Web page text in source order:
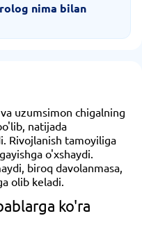
nima bilan
uzumsimon chigalning
natijada
Rivojlanish tamoyiliga
o'xshaydi.
biroq davolanmasa,
olib keladi.
ko'ra